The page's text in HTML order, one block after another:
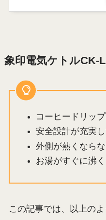
象印電気ケトルCK-
コーヒードリッ
安全設計が充実
外側が熱くなら
お湯がすぐに沸く
この記事では、以上の